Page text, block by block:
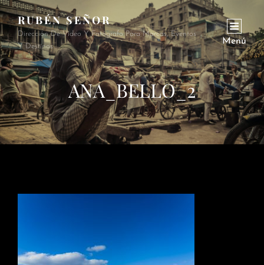
RUBÉN SEÑOR
Dirección De Vídeo Y Fotógrafo Para Marcas, Eventos
Y Destinos
Menú
ANA_BELLO_2